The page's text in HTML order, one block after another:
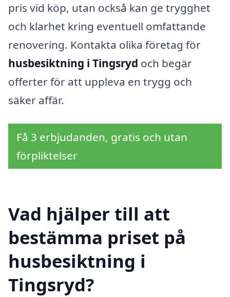
pris vid köp, utan också kan ge trygghet
och klarhet kring eventuell omfattande
renovering. Kontakta olika företag för
husbesiktning i Tingsryd och begär
offerter för att uppleva en trygg och
säker affär.
Få 3 erbjudanden, gratis och utan
förpliktelser
Vad hjälper till att
bestämma priset på
husbesiktning i
Tingsryd?